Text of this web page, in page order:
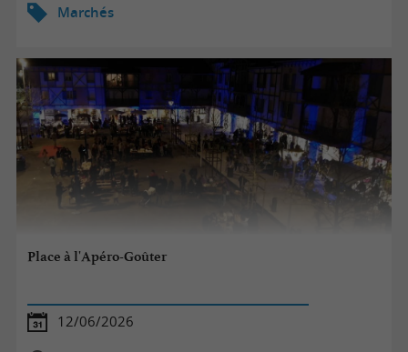
Marchés
Place à l'Apéro-Goûter
12/06/2026